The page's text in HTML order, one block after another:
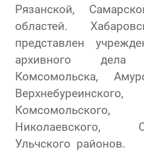
Рязанской,
областей.
представлен
архивного
Комсомольска,
Николаевского,
Ульчского районов.